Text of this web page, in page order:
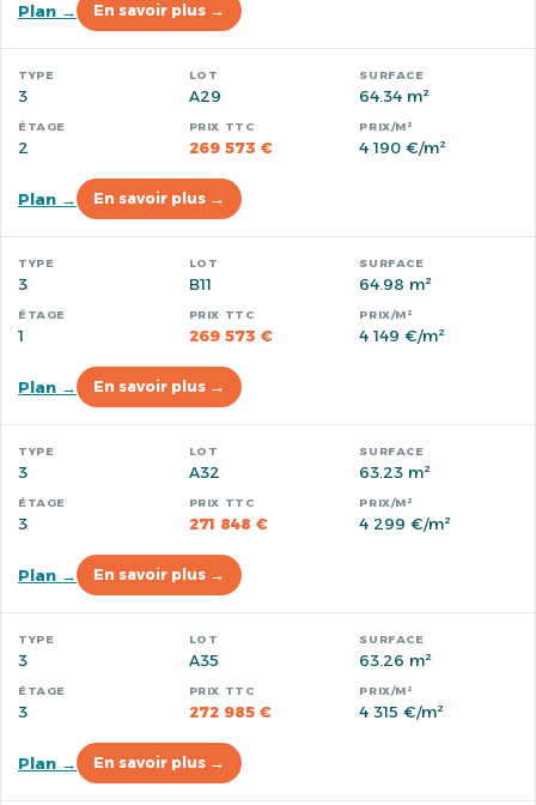
Plan → En savoir plus →
3 A29 64.34 m²
2 269 573 € 4 190 €/m²
Plan → En savoir plus →
3 B11 64.98 m²
1 269 573 € 4 149 €/m²
Plan → En savoir plus →
3 A32 63.23 m²
3 271 848 € 4 299 €/m²
Plan → En savoir plus →
3 A35 63.26 m²
3 272 985 € 4 315 €/m²
Plan → En savoir plus →